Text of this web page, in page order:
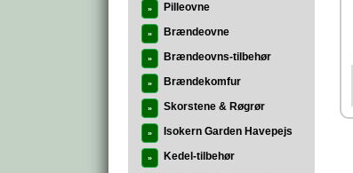
» Pilleovne
» Brændeovne
» Brændeovns-tilbehør
» Brændekomfur
» Skorstene & Røgrør
» Isokern Garden Havepejs
» Kedel-tilbehør